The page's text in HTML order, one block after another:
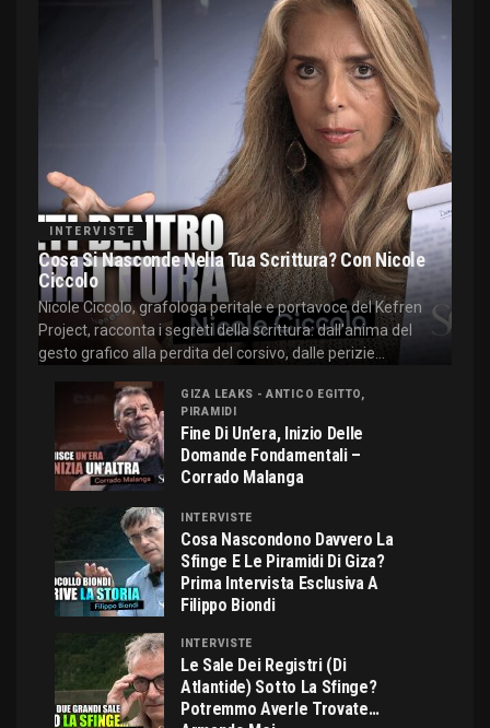
INTERVISTE
Cosa Si Nasconde Nella Tua Scrittura? Con Nicole
Ciccolo
Nicole Ciccolo, grafologa peritale e portavoce del Kefren
Project, racconta i segreti della scrittura: dall'anima del
gesto grafico alla perdita del corsivo, dalle perizie...
GIZA LEAKS - ANTICO EGITTO,
PIRAMIDI
Fine Di Un’era, Inizio Delle
Domande Fondamentali –
Corrado Malanga
INTERVISTE
Cosa Nascondono Davvero La
Sfinge E Le Piramidi Di Giza?
Prima Intervista Esclusiva A
Filippo Biondi
INTERVISTE
Le Sale Dei Registri (di
Atlantide) Sotto La Sfinge?
Potremmo Averle Trovate…